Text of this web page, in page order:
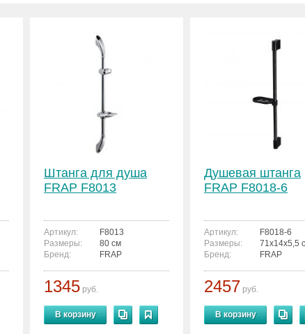
Штанга для душа
FRAP F8013
Артикул:
F8013
Размеры:
80 см
Бренд:
FRAP
1345 руб.
В корзину
Душевая штанга
FRAP F8018-6
Артикул:
F8018-6
Размеры:
71x14x5,5
Бренд:
FRAP
2457 руб.
В корзину